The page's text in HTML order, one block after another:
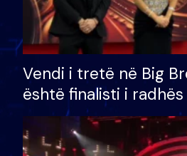
Vendi i tretë në Big
është finalisti i